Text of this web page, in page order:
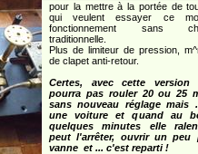
pour la mettre à la portée de
qui veulent essayer ce
fonctionnement sans
traditionnelle.
Plus de limiteur de pression,
de clapet anti-retour.
Certes, avec cette
pourra pas rouler 20 ou 25
sans nouveau réglage mais
une voiture et quand au
quelques minutes elle
peut l'arrêter, ouvrir un peu
vanne et ... c'est reparti !